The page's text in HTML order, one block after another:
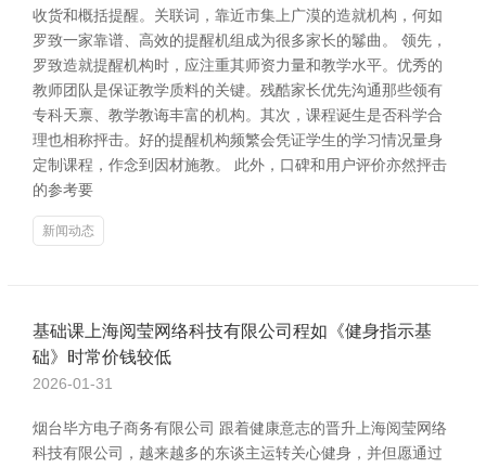
收货和概括提醒。关联词，靠近市集上广漠的造就机构，何如
罗致一家靠谱、高效的提醒机组成为很多家长的鬈曲。 领先，
罗致造就提醒机构时，应注重其师资力量和教学水平。优秀的
教师团队是保证教学质料的关键。残酷家长优先沟通那些领有
专科天禀、教学教诲丰富的机构。其次，课程诞生是否科学合
理也相称抨击。好的提醒机构频繁会凭证学生的学习情况量身
定制课程，作念到因材施教。 此外，口碑和用户评价亦然抨击
的参考要
新闻动态
基础课上海阅莹网络科技有限公司程如《健身指示基
础》时常价钱较低
2026-01-31
烟台毕方电子商务有限公司 跟着健康意志的晋升上海阅莹网络
科技有限公司，越来越多的东谈主运转关心健身，并但愿通过